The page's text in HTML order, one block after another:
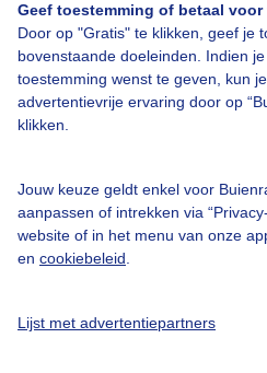
Geef toestemming of betaal voor
Door op "Gratis" te klikken, geef je
bovenstaande doeleinden. Indien
toestemming wenst te geven, kun
advertentievrije ervaring door op
klikken.
Jouw keuze geldt enkel voor
aanpassen of intrekken via
website of in het menu van onze
en cookiebeleid
Lijst met advertentiepartners
Adverteren
Buienradar Team
Privacy beleid
Gratis weerdata
@BuienradarNL